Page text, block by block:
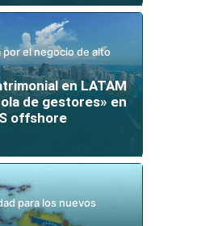
por el negocio de alto
en LATAM
de gestores» en
offshore
para los nuevos